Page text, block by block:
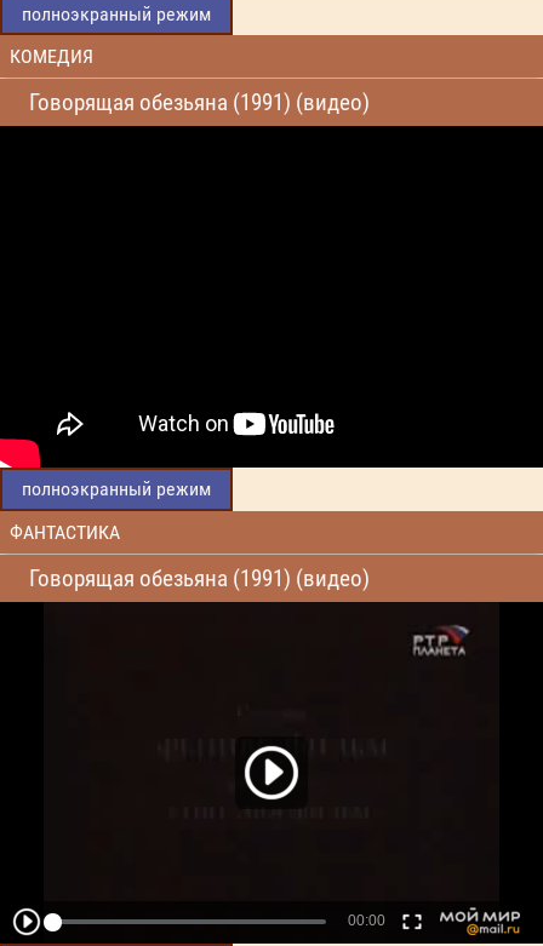
полноэкранный режим
КОМЕДИЯ
Говорящая обезьяна (1991) (видео)
полноэкранный режим
ФАНТАСТИКА
Говорящая обезьяна (1991) (видео)